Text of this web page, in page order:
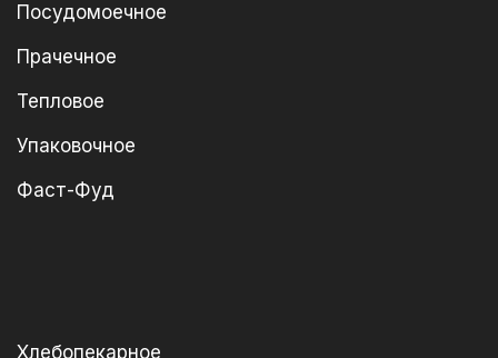
Посудомоечное
Прачечное
Тепловое
Упаковочное
Фаст-Фуд
Хлебопекарное